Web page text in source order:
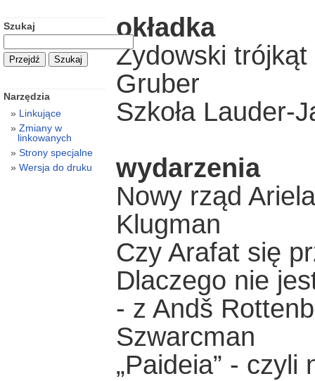
okładka
Żydowski
Gruber
Szkoła Lauder-
wydarzenia
Nowy rząd
Klugman
Czy Arafat się
Dlaczego nie
- z Andš
Szwarcman
„Paideia” -
Szukaj
Narzędzia
Linkujące
Zmiany w
linkowanych
Strony specjalne
Wersja do druku